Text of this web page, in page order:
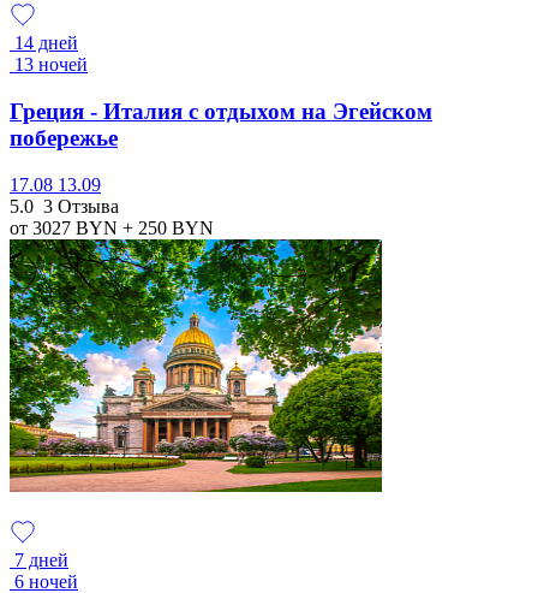
14 дней
13 ночей
Греция - Италия с отдыхом на Эгейском
побережье
17.08 13.09
5.0 3 Отзыва
от 3027 BYN + 250 BYN
7 дней
6 ночей